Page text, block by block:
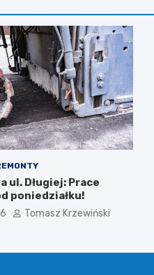
ul. Długiej: Prace
poniedziałku!
Tomasz Krzewiński